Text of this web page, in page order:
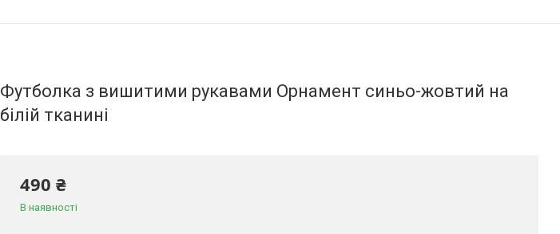
Футболка з вишитими рукавами Орнамент синьо-жовтий на
білій тканині
490 ₴
В наявності